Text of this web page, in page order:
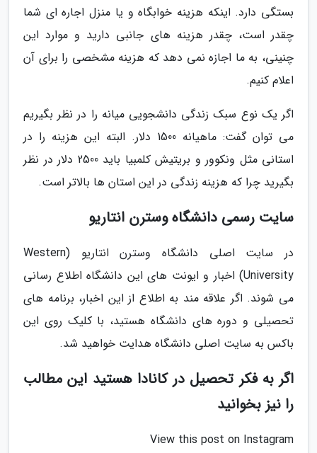
بستگی دارد. اینکه هزینه خوابگاه و یا منزل اجاره ای شما
چقدر است، چقدر هزینه های جانبی دارید و موارد این
چنینی، به ما اجازه نمی دهد که هزینه مشخصی را برای آن
اعلام کنیم.
اگر یک نوع سبک زندگی دانشجویی میانه را در نظر بگیریم
می توان گفت: ماهیانه 1500 دلار. البته این هزینه را در
استانی مثل ونکوور و بریتیش کلمبیا باید 2500 دلار در نظر
بگیرید چرا که هزینه زندگی در این استان ها بالاتر است.
سایت رسمی دانشگاه وسترن انتاریو
در سایت اصلی دانشگاه وسترن انتاریو (Western
University) اخبار و ایونت های این دانشگاه اطلاع رسانی
می شوند. اگر علاقه مند به اطلاع از این اخبار، برنامه های
تحصیلی و دوره های دانشگاه هستید، با کلیک روی این
باکس به سایت اصلی دانشگاه هدایت خواهید شد.
اگر به فکر تحصیل در کانادا هستید این مطالب
را نیز بخوانید
View this post on Instagram